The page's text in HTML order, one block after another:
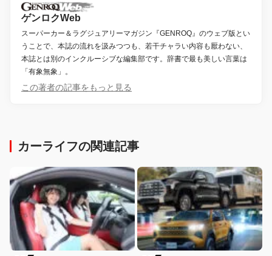
ゲンロクWeb
スーパーカー＆ラグジュアリーマガジン『GENROQ』のウェブ版とい
うことで、本誌の流れを汲みつつも、若干チャラい内容も厭わない、
本誌とは別のインクルーシブな編集部です。辞書で最も美しい言葉は
「有象無象」。
この著者の記事をもっと見る
カーライフの関連記事